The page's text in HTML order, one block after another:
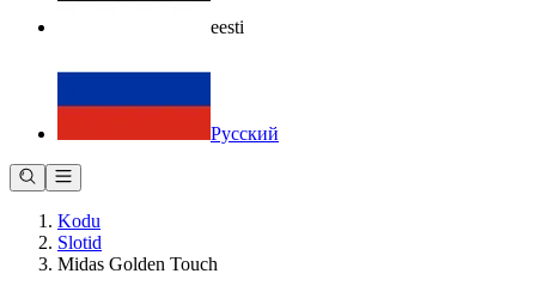
eesti
Русский
Kodu
Slotid
Midas Golden Touch